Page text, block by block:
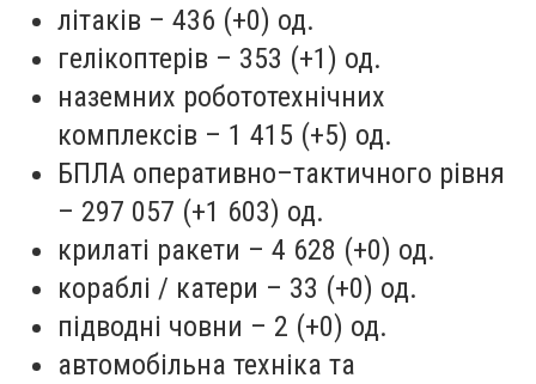
літаків – 436 (+0) од.
гелікоптерів – 353 (+1) од.
наземних робототехнічних
комплексів – 1 415 (+5) од.
БПЛА оперативно–тактичного рівня
– 297 057 (+1 603) од.
крилаті ракети – 4 628 (+0) од.
кораблі / катери – 33 (+0) од.
підводні човни – 2 (+0) од.
автомобільна техніка та